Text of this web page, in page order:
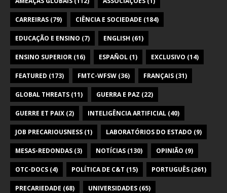
CARREIRAS (79) CIÊNCIA E SOCIEDADE (184)
EDUCAÇÃO E ENSINO (7) ENGLISH (61)
ENSINO SUPERIOR (16) ESPAÑOL (1) EXCLUSIVO (14)
FEATURED (173) FMTC-WFSW (36) FRANÇAIS (31)
GLOBAL THREATS (11) GUERRA E PAZ (22)
GUERRE ET PAIX (2) INTELIGÊNCIA ARTIFICIAL (40)
JOB PRECARIOUSNESS (1) LABORATÓRIOS DO ESTADO (9)
MESAS-REDONDAS (3) NOTÍCIAS (130) OPINIÃO (9)
OTC-DOCS (4) POLÍTICA DE C&T (15) PORTUGUÊS (261)
PRECARIEDADE (68) UNIVERSIDADES (65)